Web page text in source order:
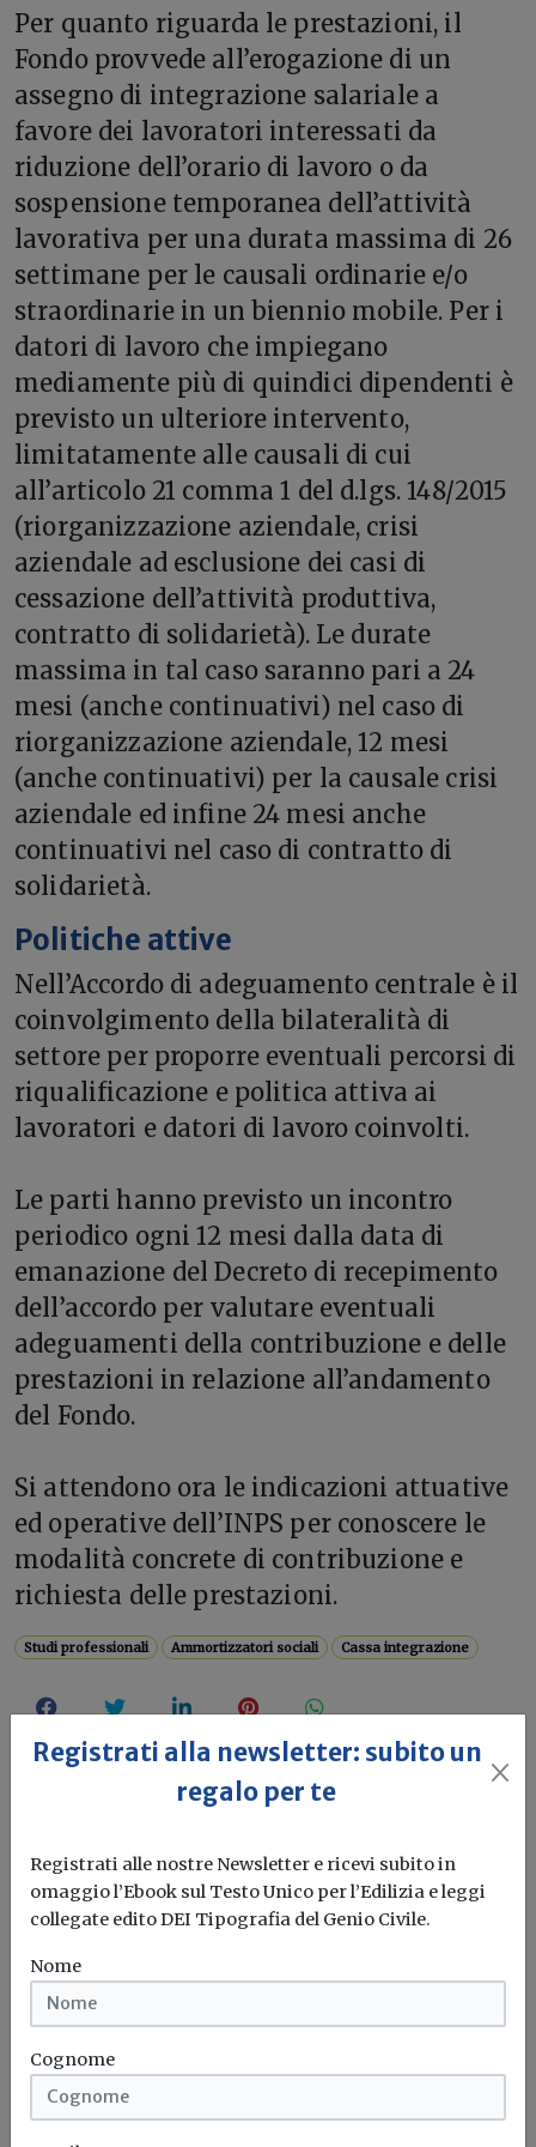
Per quanto riguarda le prestazioni, il
Fondo provvede all’erogazione di un
assegno di integrazione salariale a
favore dei lavoratori interessati da
riduzione dell’orario di lavoro o da
sospensione temporanea dell’attività
lavorativa per una durata massima di 26
settimane per le causali ordinarie e/o
straordinarie in un biennio mobile. Per i
datori di lavoro che impiegano
mediamente più di quindici dipendenti è
previsto un ulteriore intervento,
limitatamente alle causali di cui
all’articolo 21 comma 1 del d.lgs. 148/2015
(riorganizzazione aziendale, crisi
aziendale ad esclusione dei casi di
cessazione dell’attività produttiva,
contratto di solidarietà). Le durate
massima in tal caso saranno pari a 24
mesi (anche continuativi) nel caso di
riorganizzazione aziendale, 12 mesi
(anche continuativi) per la causale crisi
aziendale ed infine 24 mesi anche
continuativi nel caso di contratto di
solidarietà.
Politiche attive
Nell’Accordo di adeguamento centrale è il
coinvolgimento della bilateralità di
settore per proporre eventuali percorsi di
riqualificazione e politica attiva ai
lavoratori e datori di lavoro coinvolti.
Le parti hanno previsto un incontro
periodico ogni 12 mesi dalla data di
emanazione del Decreto di recepimento
dell’accordo per valutare eventuali
adeguamenti della contribuzione e delle
prestazioni in relazione all’andamento
del Fondo.
Si attendono ora le indicazioni attuative
ed operative dell’INPS per conoscere le
modalità concrete di contribuzione e
richiesta delle prestazioni.
Studi professionali Ammortizzatori sociali Cassa integrazione
Registrati alla newsletter: subito un
regalo per te
Registrati alle nostre Newsletter e ricevi subito in
omaggio l’Ebook sul Testo Unico per l’Edilizia e leggi
collegate edito DEI Tipografia del Genio Civile.
Nome
Cognome